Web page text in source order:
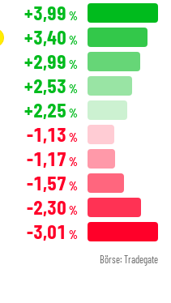
+3,99 %
+3,40 %
+2,99 %
+2,53 %
+2,25 %
-1,13 %
-1,17 %
-1,57 %
-2,30 %
-3,01 %
Börse: Tradegate